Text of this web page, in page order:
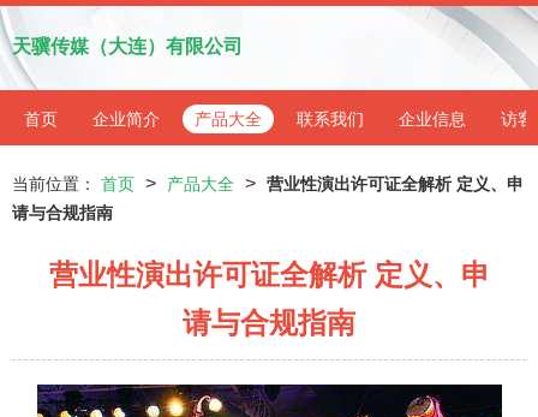
天骥传媒（大连）有限公司
首页 企业简介 产品大全 联系我们 企业信息 访客
当前位置： 首页 > 产品大全 > 营业性演出许可证全解析 定义、申
请与合规指南
营业性演出许可证全解析 定义、申
请与合规指南